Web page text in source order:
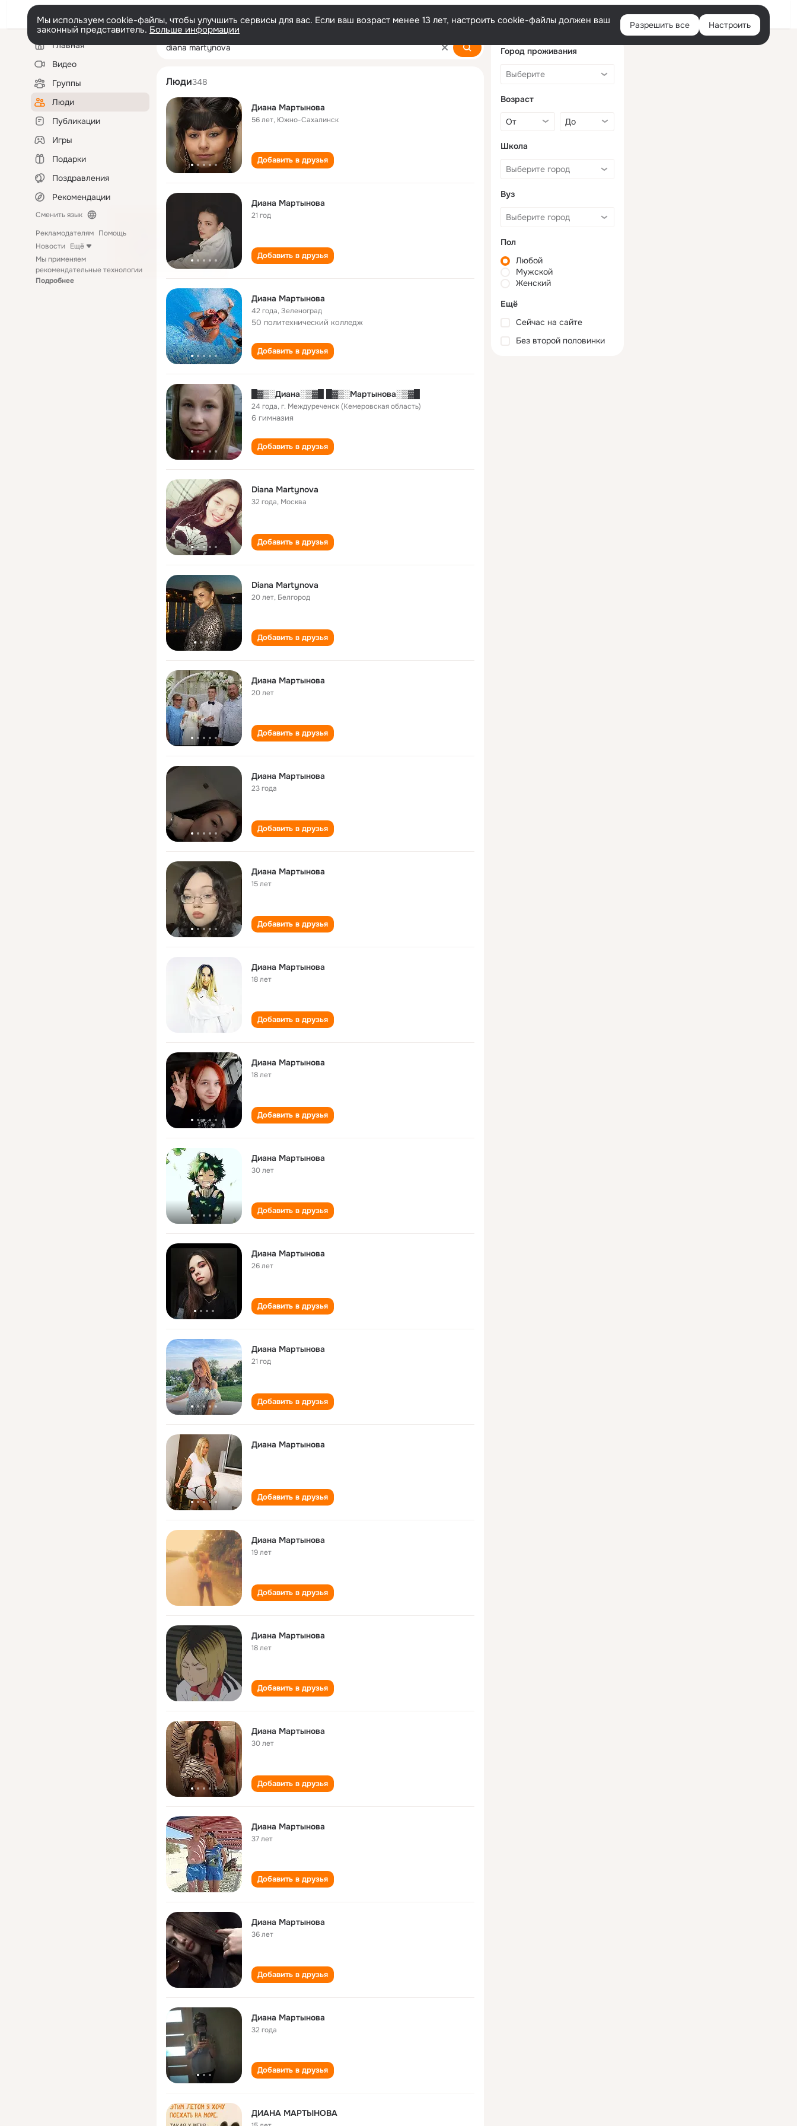
Войти
Мы используем cookie-файлы, чтобы улучшить сервисы для вас. Если ваш возраст менее 13 лет, настроить cookie-файлы должен ваш
законный представитель. Больше информации Разрешить все Настроить
Левая
колонкаГлавная
Видео
Группы
Люди
Публикации
Игры
Подарки
Поздравления
Рекомендации
Сменить язык
Рекламодателям Помощь
Новости Ещё
Мы применяем
рекомендательные технологии
Подробнее
diana martynova
Люди348
Диана Мартынова
56 лет, Южно-Сахалинск
Добавить в друзья
Диана Мартынова
21 год
Добавить в друзья
Диана Мартынова
42 года,Зеленоград
50 политехнический колледж
Добавить в друзья
█▓▒░Диана░▒▓█ █▓▒░Мартынова░▒▓█
24 года,г. Междуреченск (Кемеровская область)
6 гимназия
Добавить в друзья
Diana Martynova
32 года, Москва
Добавить в друзья
Diana Martynova
20 лет, Белгород
Добавить в друзья
Диана Мартынова
20 лет
Добавить в друзья
Диана Мартынова
23 года
Добавить в друзья
Диана Мартынова
15 лет
Добавить в друзья
Диана Мартынова
18 лет
Добавить в друзья
Диана Мартынова
18 лет
Добавить в друзья
Диана Мартынова
30 лет
Добавить в друзья
Диана Мартынова
26 лет
Добавить в друзья
Диана Мартынова
21 год
Добавить в друзья
Диана Мартынова
Добавить в друзья
Диана Мартынова
19 лет
Добавить в друзья
Диана Мартынова
18 лет
Добавить в друзья
Диана Мартынова
30 лет
Добавить в друзья
Диана Мартынова
37 лет
Добавить в друзья
Диана Мартынова
36 лет
Добавить в друзья
Диана Мартынова
32 года
Добавить в друзья
ДИАНА МАРТЫНОВА
Город проживания
Возраст
Школа
Вуз
Пол
Любой
Мужской
Женский
Ещё
Сейчас на сайте
Без второй половинки